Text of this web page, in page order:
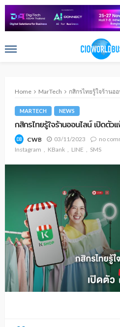
Home MarTech กสิกรไทยรู้ใจร้านอ
MARTECH NEWS
กสิกรไทยรู้ใจร้านออนไลน์ เปิดตัว
CWB 03/11/2023 no
Instagram
KBank LINE SMS